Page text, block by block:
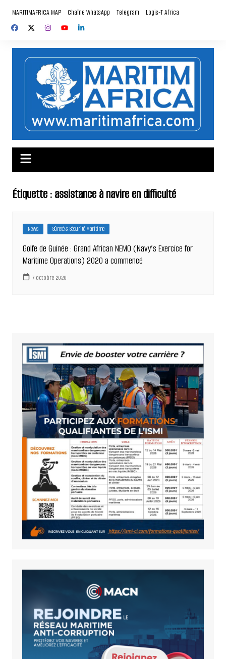
contenu
MARITIMAFRICA MAP Chaîne WhatsApp Telegram Logis-T Africa
Étiquette :assistance à navire en difficulté
News Sûreté & Sécurité Maritime
Golfe de Guinée : Grand African NEMO (Navy’s Exercice for
Maritime Operations) 2020 a commencé
7 octobre 2020